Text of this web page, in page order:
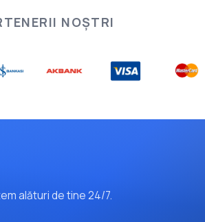
NOȘTRI
alături de tine 24/7.